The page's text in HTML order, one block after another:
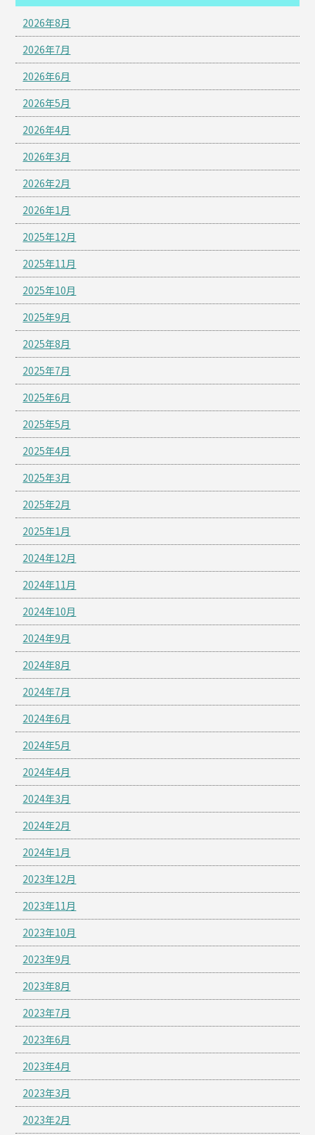
2026年8月
2026年7月
2026年6月
2026年5月
2026年4月
2026年3月
2026年2月
2026年1月
2025年12月
2025年11月
2025年10月
2025年9月
2025年8月
2025年7月
2025年6月
2025年5月
2025年4月
2025年3月
2025年2月
2025年1月
2024年12月
2024年11月
2024年10月
2024年9月
2024年8月
2024年7月
2024年6月
2024年5月
2024年4月
2024年3月
2024年2月
2024年1月
2023年12月
2023年11月
2023年10月
2023年9月
2023年8月
2023年7月
2023年6月
2023年4月
2023年3月
2023年2月